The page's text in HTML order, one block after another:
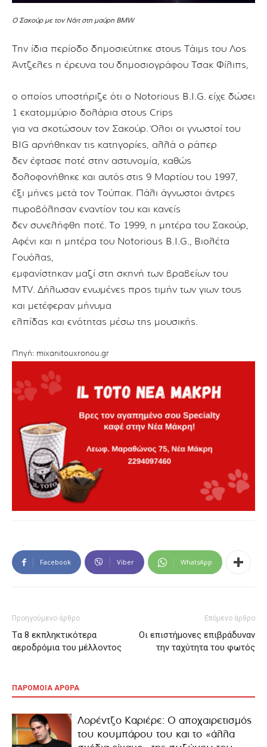
Ο Σακούρ με τον Νάιτ στη μαύρη ΒΜW
Την ίδια περίοδο δημοσιεύτηκε στους Τάιμς του Λος
Άντζελες η έρευνα του δημοσιογράφου Τσακ Φίλιπς,
ο οποίος υποστήριζε ότι ο Notorious B.I.G. είχε δώσει
1 εκατομμύριο δολάρια στους Crips
για να σκοτώσουν τον Σακούρ.Όλοι οι γνωστοί του
BIG αρνήθηκαν τις κατηγορίες, αλλά ο ράπερ
δεν έφτασε ποτέ στην αστυνομία, καθώς
δολοφονήθηκε και αυτός στις 9 Μαρτίου του 1997,
έξι μήνες μετά τον Τούπακ.
Πάλι άγνωστοι άντρες
πυροβόλησαν εναντίον του και κανείς
δεν συνελήφθη ποτέ. To 1999, η μητέρα του Σακούρ,
Αφένι και η μητέρα του Notorious B.I.G.,
Βιολέτα
Γουόλας,
εμφανίστηκαν μαζί στη σκηνή των βραβείων του
MTV. Δήλωσαν ενωμένες προς τιμήν των γιων τους
και μετέφεραν μήνυμα
ελπίδας και ενότητας μέσω της μουσικής.
Πηγή: mixanitouxronou.gr
Facebook Viber WhatsApp
Προηγούμενο άρθρο
Tα 8 εκπληκτικότερα
αεροδρόμια του μέλλοντος
Επόμενο άρθρο
Οι επιστήμονες επιβράδυναν
την ταχύτητα του φωτός
ΠΑΡΟΜΟΙΑ ΑΡΘΡΑ
Λορέντζο Καριέρε: Ο αποχαιρετισμός
του κουμπάρου του και το «άλλα